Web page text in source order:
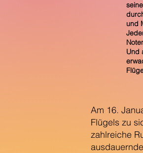
und
Und
Am 16.
Flügels zu
zahlreiche